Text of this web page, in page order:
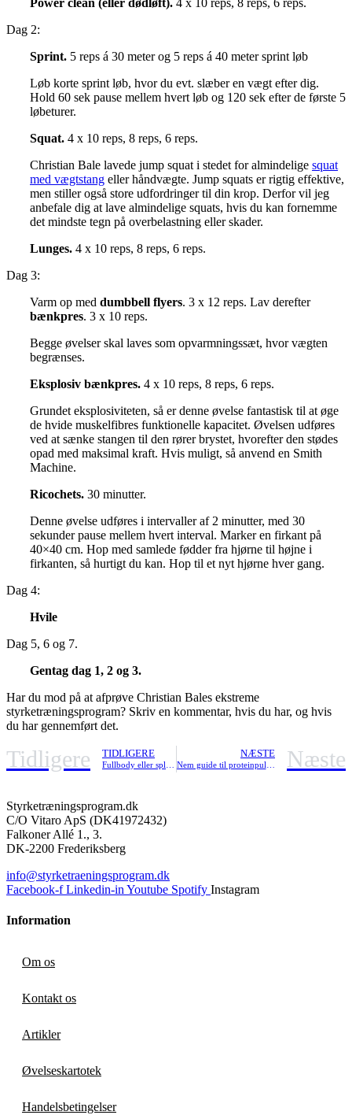
Dag 2:
Sprint. 5 reps á 30 meter og 5 reps á 40 meter sprint løb
Løb korte sprint løb, hvor du evt. slæber en vægt efter dig.
Hold 60 sek pause mellem hvert løb og 120 sek efter de første 5
løbeturer.
Squat. 4 x 10 reps, 8 reps, 6 reps.
Christian Bale lavede jump squat i stedet for almindelige squat
med vægtstang eller håndvægte. Jump squats er rigtig effektive,
men stiller også store udfordringer til din krop. Derfor vil jeg
anbefale dig at lave almindelige squats, hvis du kan fornemme
det mindste tegn på overbelastning eller skader.
Lunges. 4 x 10 reps, 8 reps, 6 reps.
Dag 3:
Varm op med dumbbell flyers. 3 x 12 reps. Lav derefter
bænkpres. 3 x 10 reps.
Begge øvelser skal laves som opvarmningssæt, hvor vægten
begrænses.
Eksplosiv bænkpres. 4 x 10 reps, 8 reps, 6 reps.
Grundet eksplosiviteten, så er denne øvelse fantastisk til at øge
de hvide muskelfibres funktionelle kapacitet. Øvelsen udføres
ved at sænke stangen til den rører brystet, hvorefter den stødes
opad med maksimal kraft. Hvis muligt, så anvend en Smith
Machine.
Ricochets. 30 minutter.
Denne øvelse udføres i intervaller af 2 minutter, med 30
sekunder pause mellem hvert interval. Marker en firkant på
40×40 cm. Hop med samlede fødder fra hjørne til højne i
firkanten, så hurtigt du kan. Hop til et nyt hjørne hver gang.
Dag 4:
Hvile
Dag 5, 6 og 7.
Gentag dag 1, 2 og 3.
Har du mod på at afprøve Christian Bales ekstreme
styrketræningsprogram? Skriv en kommentar, hvis du har, og hvis
du har gennemført det.
Tidligere TIDLIGERE NÆSTE Næste
Styrketræningsprogram.dk
C/O Vitaro ApS (DK41972432)
Falkoner Allé 1., 3.
DK-2200 Frederiksberg
info@styrketraeningsprogram.dk
Facebook-f Linkedin-in Youtube Spotify Instagram
Information
Om os
Kontakt os
Artikler
Øvelseskartotek
Handelsbetingelser